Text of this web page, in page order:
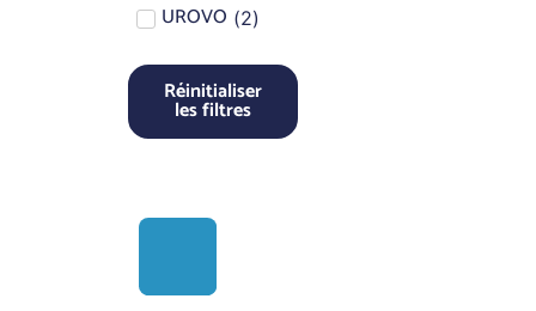
UROVO (2)
Réinitialiser
les filtres